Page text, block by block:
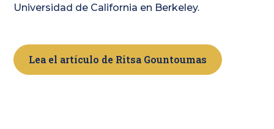
Universidad de California en Berkeley.
Lea el artículo de Ritsa Gountoumas